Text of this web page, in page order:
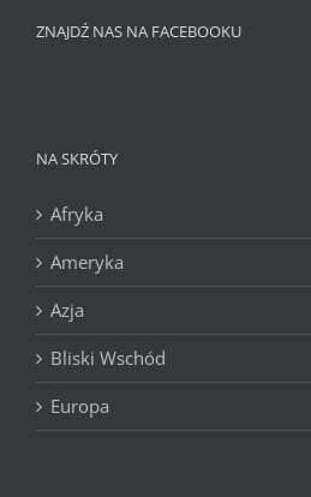
ZNAJDŹ NAS NA FACEBOOKU
NA SKRÓTY
Afryka
Ameryka
Azja
Bliski Wschód
Europa